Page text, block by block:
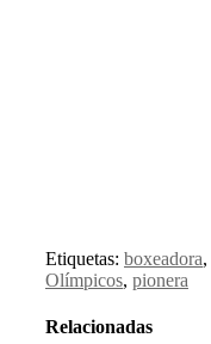
Etiquetas: boxeadora,
Olímpicos, pionera
Relacionadas